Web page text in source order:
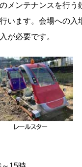
メンテナンスを行
います。会場への
が必要です。